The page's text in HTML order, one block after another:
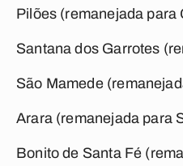
Pilões (remanejada para
Santana dos Garrotes
São Mamede
Arara (remanejada para
Bonito de Santa Fé